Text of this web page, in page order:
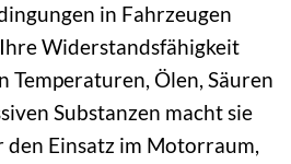
in Fahrzeugen
Widerstandsfähigkeit
Temperaturen, Ölen, Säuren
Substanzen macht sie
den Einsatz im Motorraum,